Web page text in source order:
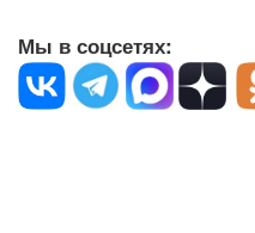
Мы в соцсетях: